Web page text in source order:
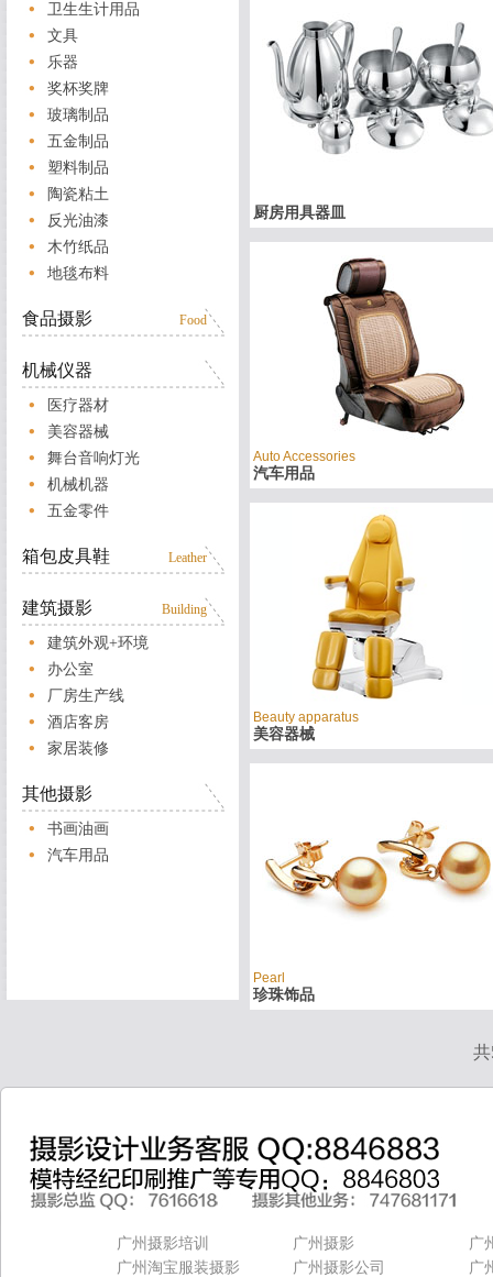
卫生生计用品
文具
乐器
奖杯奖牌
玻璃制品
五金制品
塑料制品
陶瓷粘土
反光油漆
木竹纸品
地毯布料
食品摄影 Food
机械仪器
医疗器材
美容器械
舞台音响灯光
机械机器
五金零件
箱包皮具鞋 Leather
建筑摄影 Building
建筑外观+环境
办公室
厂房生产线
酒店客房
家居装修
其他摄影
书画油画
汽车用品
厨房用具器皿
Auto Accessories
汽车用品
Beauty apparatus
美容器械
Pearl
珍珠饰品
广州摄影培训 广州摄影
广
广州淘宝服装摄影
广州摄影公司
广